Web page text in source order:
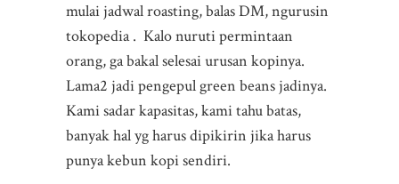
mulai jadwal roasting, balas DM, ngurusin
tokopedia . Kalo nuruti permintaan
orang, ga bakal selesai urusan kopinya.
Lama2 jadi pengepul green beans jadinya.
Kami sadar kapasitas, kami tahu batas,
banyak hal yg harus dipikirin jika harus
punya kebun kopi sendiri.